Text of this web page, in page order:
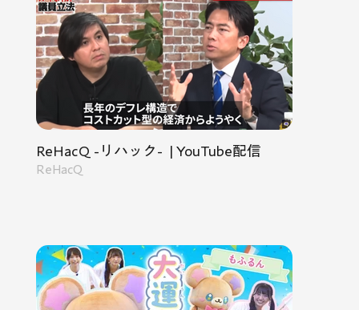
ReHacQ -リハック- | YouTube配信
ReHacQ